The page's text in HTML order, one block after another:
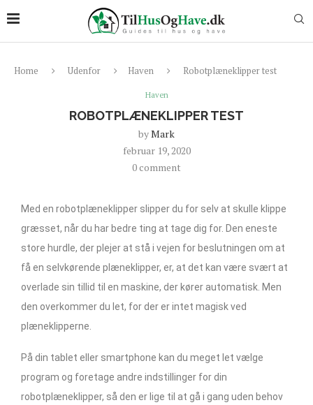
Home Udenfor Haven Robotplæneklipper test
Haven
ROBOTPLÆNEKLIPPER TEST
byMark
februar 19, 2020
0 comment
Med en robotplæneklipper slipper du for selv at skulle klippe
græsset, når du har bedre ting at tage dig for. Den eneste
store hurdle, der plejer at stå i vejen for beslutningen om at
få en selvkørende plæneklipper, er, at det kan være svært at
overlade sin tillid til en maskine, der kører automatisk. Men
den overkommer du let, for der er intet magisk ved
plæneklipperne.
På din tablet eller smartphone kan du meget let vælge
program og foretage andre indstillinger for din
robotplæneklipper, så den er lige til at gå i gang uden behov